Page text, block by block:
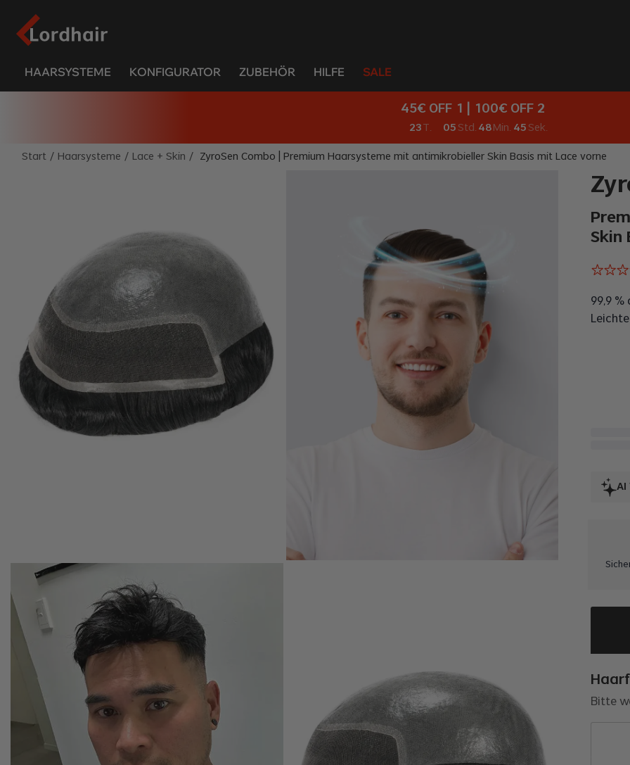
HAARSYSTEME KONFIGURATOR ZUBEHÖR HILFE SALE
45€ OFF 1 | 100€ OFF 2
23 T. 05Std. 48 Min. 43Sek.
Start / Haarsysteme / Lace + Skin / ZyroSen Combo | Premium Haarsysteme mit antimikrobieller Skin Basis mit Lace vorne
Skin
99,9
AI
Bitte